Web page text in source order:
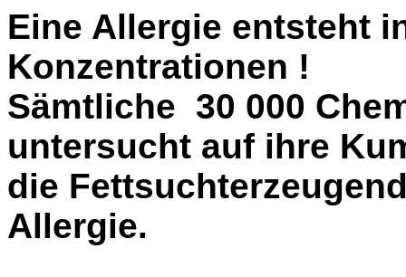
Eine Allergie entsteht
Konzentrationen !
Sämtliche 30 000
untersucht auf ihre
die
Allergie.